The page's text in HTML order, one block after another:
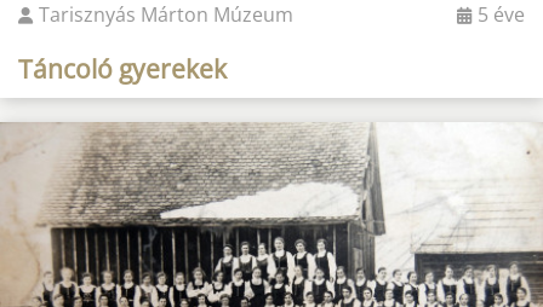
Tarisznyás Márton Múzeum 5 éve
Táncoló gyerekek